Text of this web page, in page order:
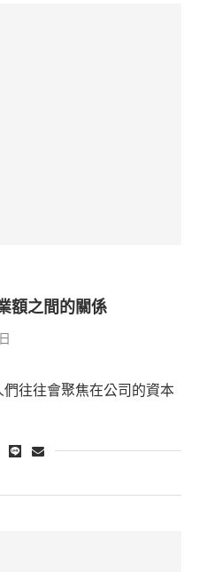
額之間的關係
往往會聚焦在公司的資本